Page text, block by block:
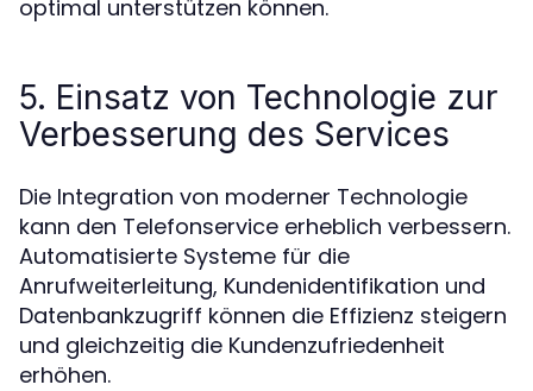
optimal unterstützen können.
5. Einsatz von Technologie zur
Verbesserung des Services
Die Integration von moderner Technologie
kann den Telefonservice erheblich verbessern.
Automatisierte Systeme für die
Anrufweiterleitung, Kundenidentifikation und
Datenbankzugriff können die Effizienz steigern
und gleichzeitig die Kundenzufriedenheit
erhöhen.